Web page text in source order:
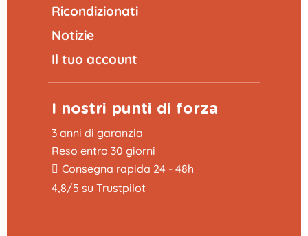
Ricondizionati
Notizie
Il tuo account
I nostri punti di forza
3 anni di garanzia
Reso entro 30 giorni
Consegna rapida 24 - 48h
4,8/5 su Trustpilot